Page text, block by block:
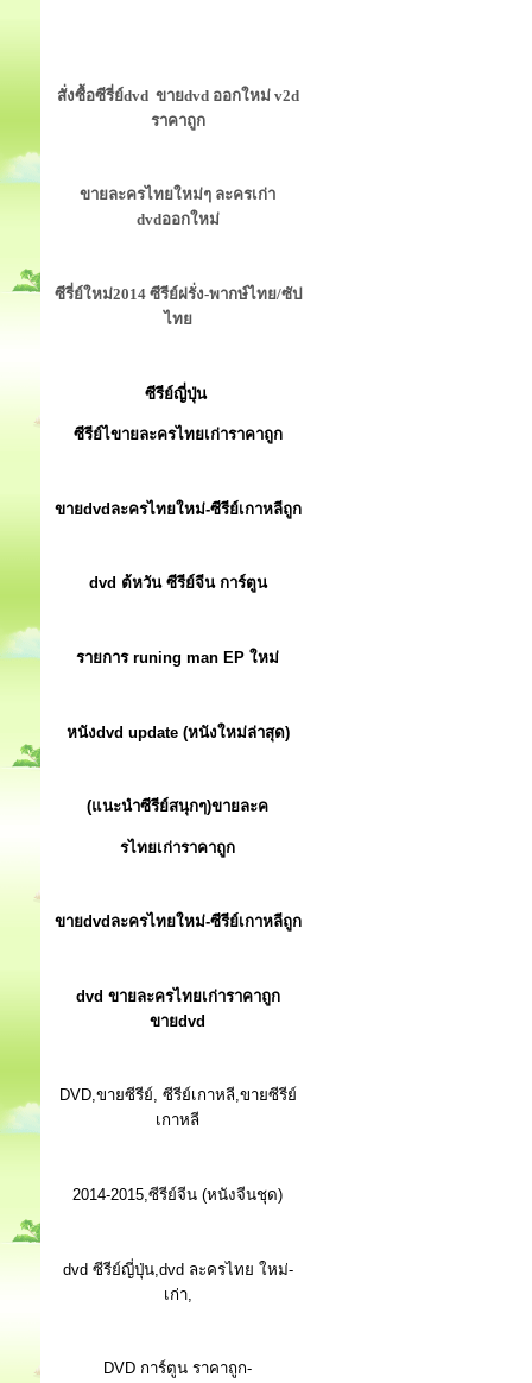
สั่งซื้อซีรี่ย์dvd ขายdvd ออกใหม่ v2d
ราคาถูก
ขายละครไทยใหม่ๆ ละครเก่า
dvdออกใหม่
ซีรี่ย์ใหม่2014 ซีรีย์ฝรั่ง-พากษ์ไทย/ซัป
ไทย
ซีรีย์ญี่ปุ่น
ซีรีย์ไขายละครไทยเก่าราคาถูก
ขายdvdละครไทยใหม่-ซีรีย์เกาหลีถูก
dvd ต้หวัน ซีรีย์จีน การ์ตูน
รายการ runing man EP ใหม่
หนังdvd update (หนังใหม่ล่าสุด)
(แนะนำซีรีย์สนุกๆ)ขายละค
รไทยเก่าราคาถูก
ขายdvdละครไทยใหม่-ซีรีย์เกาหลีถูก
dvd ขายละครไทยเก่าราคาถูก
ขายdvd
DVD,ขายซีรีย์, ซีรีย์เกาหลี,ขายซีรีย์
เกาหลี
2014-2015,ซีรีย์จีน (หนังจีนชุด)
dvd ซีรีย์ญี่ปุ่น,dvd ละครไทย ใหม่-
เก่า,
DVD การ์ตูน ราคาถูก-